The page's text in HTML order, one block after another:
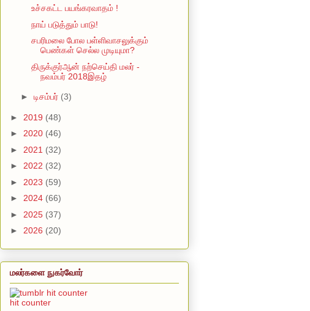
உச்சகட்ட பயங்கரவாதம் !
நாய் படுத்தும் பாடு!
சபரிமலை போல பள்ளிவாசலுக்கும்
பெண்கள் செல்ல முடியுமா?
திருக்குர்ஆன் நற்செய்தி மலர் -
நவம்பர் 2018இதழ்
► டிசம்பர் (3)
► 2019 (48)
► 2020 (46)
► 2021 (32)
► 2022 (32)
► 2023 (59)
► 2024 (66)
► 2025 (37)
► 2026 (20)
மலர்களை நுகர்வோர்
hit counter